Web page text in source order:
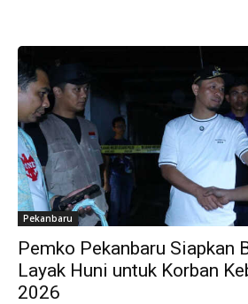
Pekanbaru
Pemko Pekanbaru Siapkan
Layak Huni untuk Korban
2026